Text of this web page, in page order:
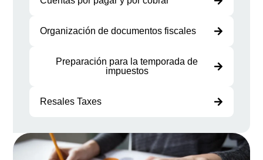
Organización de documentos fiscales
Preparación para la temporada de
impuestos
Resales Taxes